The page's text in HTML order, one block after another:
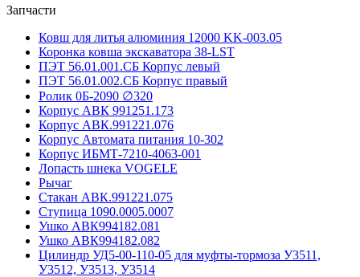
Запчасти
Ковш для литья алюминия 12000 KK-003.05
Коронка ковша экскаватора 38-LST
ПЭТ 56.01.001.СБ Корпус левый
ПЭТ 56.01.002.СБ Корпус правый
Ролик 0Б-2090 ∅320
Корпус АВК 991251.173
Корпус АВК.991221.076
Корпус Автомата питания 10-302
Корпус ИБМТ-7210-4063-001
Лопасть шнека VOGELE
Рычаг
Стакан АВК.991221.075
Ступица 1090.0005.0007
Ушко АВК994182.081
Ушко АВК994182.082
Цилиндр УД5-00-110-05 для муфты-тормоза У3511,
У3512, У3513, У3514